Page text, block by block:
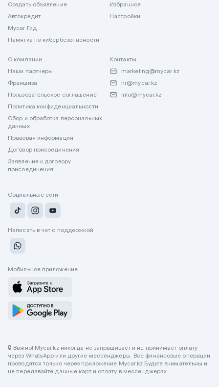
Создать объявление
Автокредит
Mycar Гид
Памятка по кибербезопасности
Избранное
Настройки
О компании
Наши партнеры
Франшиза
Пользовательское соглашение
Политика конфиденциальности
Сбор и обработка персональных
данных
Правовая информация
Договор присоединения
Заявление к договору
присоединения
Контакты
marketing@mycar.kz
hr@mycar.kz
info@mycar.kz
Социальные сети
Написать в чат с поддержкой
Мобильное приложение
🔒 Важно! Mycar.kz никогда не запрашивает и не принимает оплату
через WhatsApp или другие мессенджеры. Все финансовые операции
проводятся только через приложение Mycar.kz Будьте внимательны и
не передавайте данные карт и оплату в мессенджерах.